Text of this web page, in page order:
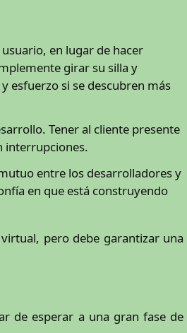
en lugar de hacer
girar su silla y
esfuerzo si se descubren más
Tener al cliente presente
interrupciones.
entre los desarrolladores y
en que está construyendo
pero debe garantizar una
de esperar a una gran fase de